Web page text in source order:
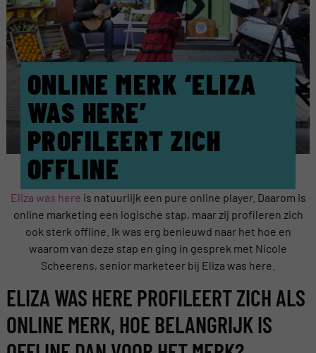
ONLINE MERK ‘ELIZA
WAS HERE’
PROFILEERT ZICH
OFFLINE
Eliza was here is natuurlijk een pure online player. Daarom is
online marketing een logische stap, maar zij profileren zich
ook sterk offline. Ik was erg benieuwd naar het hoe en
waarom van deze stap en ging in gesprek met Nicole
Scheerens, senior marketeer bij Eliza was here.
ELIZA WAS HERE PROFILEERT ZICH ALS
ONLINE MERK, HOE BELANGRIJK IS